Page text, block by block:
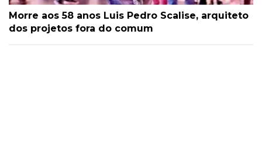
Morre aos 58 anos Luis Pedro Scalise, arquiteto
dos projetos fora do comum